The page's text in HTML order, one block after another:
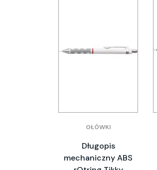
OŁÓWKI
Długopis
mechaniczny ABS